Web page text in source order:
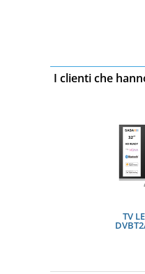
I clienti che
TV